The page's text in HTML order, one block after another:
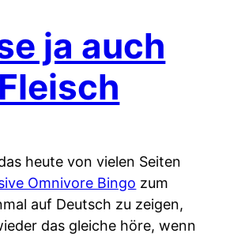
ja auch
heute von vielen Seiten
Omnivore Bingo zum
auf Deutsch zu zeigen,
das gleiche höre, wenn